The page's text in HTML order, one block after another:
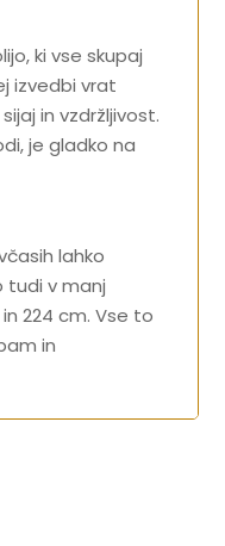
ki vse skupaj
izvedbi vrat
in vzdržljivost.
je gladko na
lahko
tudi v manj
in 224 cm. Vse to
in